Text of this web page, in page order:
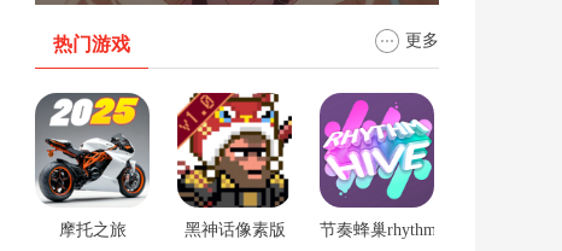
热门游戏 更多
摩托之旅 黑神话像素版 节奏蜂巢rhythm hive